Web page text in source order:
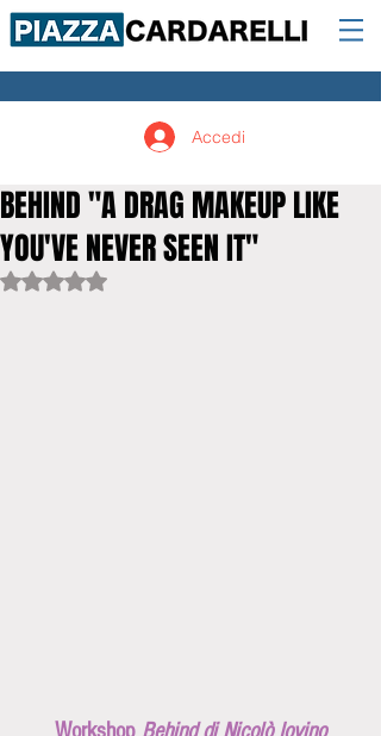
Accedi
BEHIND "A DRAG MAKEUP LIKE
YOU'VE NEVER SEEN IT"
Valutazione NaN stelle su 5.